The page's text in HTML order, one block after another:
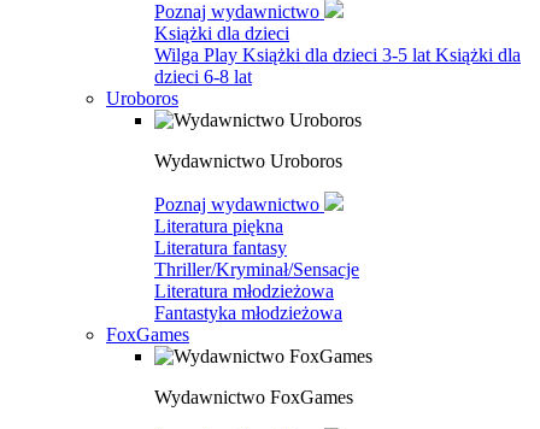
Poznaj wydawnictwo
Książki dla dzieci
Wilga Play Książki dla dzieci 3-5 lat Książki dla
dzieci 6-8 lat
Uroboros
Wydawnictwo Uroboros
Poznaj wydawnictwo
Literatura piękna
Literatura fantasy
Thriller/Kryminał/Sensacje
Literatura młodzieżowa
Fantastyka młodzieżowa
FoxGames
Wydawnictwo FoxGames